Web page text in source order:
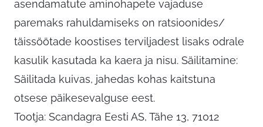
asendamatute aminohapete vajaduse
paremaks rahuldamiseks on ratsioonides/
täissöötade koostises terviljadest lisaks odrale
kasulik kasutada ka kaera ja nisu. Säilitamine:
Säilitada kuivas, jahedas kohas kaitstuna
otsese päikesevalguse eest.
Tootja: Scandagra Eesti AS, Tähe 13, 71012